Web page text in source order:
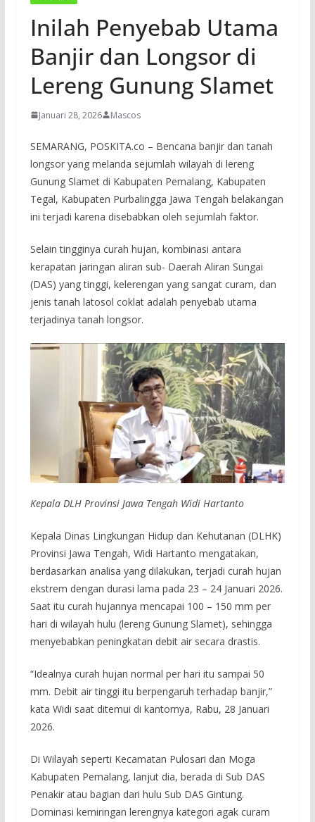
Inilah Penyebab Utama
Banjir dan Longsor di
Lereng Gunung Slamet
Januari 28, 2026 Mascos
SEMARANG, POSKITA.co – Bencana banjir dan tanah
longsor yang melanda sejumlah wilayah di lereng
Gunung Slamet di Kabupaten Pemalang, Kabupaten
Tegal, Kabupaten Purbalingga Jawa Tengah belakangan
ini terjadi karena disebabkan oleh sejumlah faktor.
Selain tingginya curah hujan, kombinasi antara
kerapatan jaringan aliran sub- Daerah Aliran Sungai
(DAS) yang tinggi, kelerengan yang sangat curam, dan
jenis tanah latosol coklat adalah penyebab utama
terjadinya tanah longsor.
Kepala DLH Provinsi Jawa Tengah Widi Hartanto
Kepala Dinas Lingkungan Hidup dan Kehutanan (DLHK)
Provinsi Jawa Tengah, Widi Hartanto mengatakan,
berdasarkan analisa yang dilakukan, terjadi curah hujan
ekstrem dengan durasi lama pada 23 – 24 Januari 2026.
Saat itu curah hujannya mencapai 100 – 150 mm per
hari di wilayah hulu (lereng Gunung Slamet), sehingga
menyebabkan peningkatan debit air secara drastis.
“Idealnya curah hujan normal per hari itu sampai 50
mm. Debit air tinggi itu berpengaruh terhadap banjir,”
kata Widi saat ditemui di kantornya, Rabu, 28 Januari
2026.
Di Wilayah seperti Kecamatan Pulosari dan Moga
Kabupaten Pemalang, lanjut dia, berada di Sub DAS
Penakir atau bagian dari hulu Sub DAS Gintung.
Dominasi kemiringan lerengnya kategori agak curam